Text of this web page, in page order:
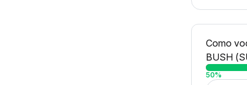
Como
BUSH
50%